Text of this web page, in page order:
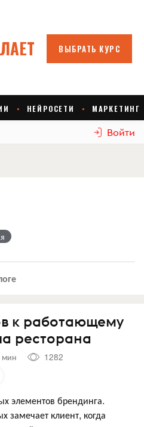
Войти
к работающему
ресторана
мин
1282
элементов брендинга.
замечает клиент, когда